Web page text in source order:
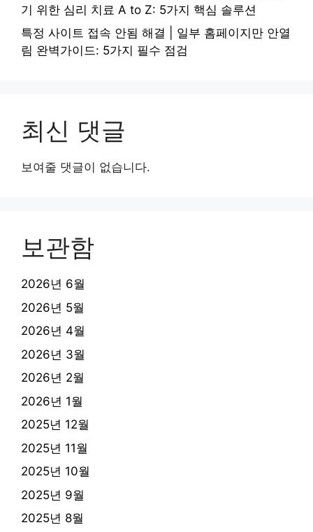
기 위한 심리 치료 A to Z: 5가지 핵심 솔루션
특정 사이트 접속 안됨 해결 | 일부 홈페이지만 안열
림 완벽가이드: 5가지 필수 점검
최신 댓글
보여줄 댓글이 없습니다.
보관함
2026년 6월
2026년 5월
2026년 4월
2026년 3월
2026년 2월
2026년 1월
2025년 12월
2025년 11월
2025년 10월
2025년 9월
2025년 8월